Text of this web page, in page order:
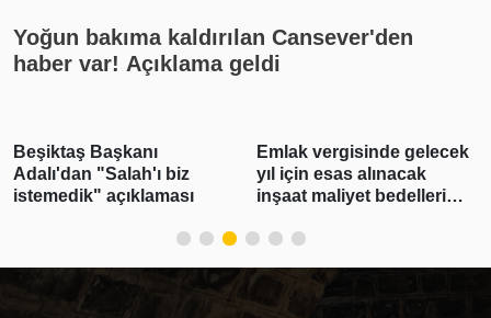
Yoğun bakıma kaldırılan Cansever'den
haber var! Açıklama geldi
Beşiktaş Başkanı
Adalı'dan "Salah'ı biz
istemedik" açıklaması
Emlak vergisinde gelecek
yıl için esas alınacak
inşaat maliyet bedelleri